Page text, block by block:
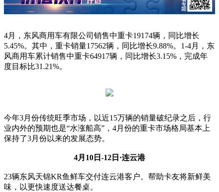
4月，东风商用车有限公司销售中重卡19174辆，同比增长
5.45%。其中，重卡销量17562辆，同比增长9.88%。1-4月，东
风商用车累计销售中重卡64917辆，同比增长3.15%，完成年
度目标比31.21%。
今年3月份传统旺季市场，以近15万辆的销量破纪录之后，行
业内外的预期也是“水涨船高”，4月份的重卡市场格局基本上
保持了3月份以来的发展态势。
4月10日-12日·连云港
23辆东风天锦KR鱼鲜车交付连云港客户。帮助卡友将新鲜美
味，以更快速度送达餐桌。